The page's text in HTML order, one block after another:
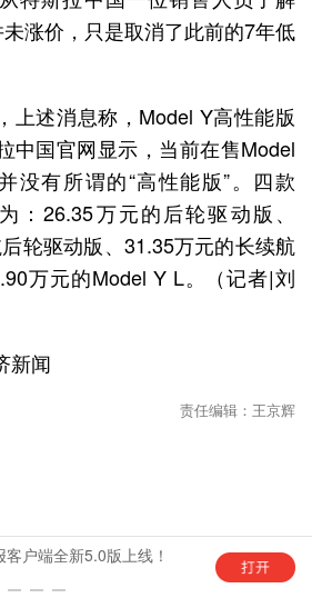
涨价，只是取消了此前的7年低
上述消息称，Model Y高性能版
中国官网显示，当前在售Model
没有所谓的“高性能版”。四款
：26.35万元的后轮驱动版、
轮驱动版、31.35万元的长续航
万元的Model Y L。（记者|刘
新闻
责任编辑：王京辉
户端全新5.0版上线！ “这是六